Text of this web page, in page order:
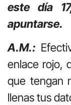
este día
apuntarse.
A.M.:
enlace rojo,
que tengan
llenas tus